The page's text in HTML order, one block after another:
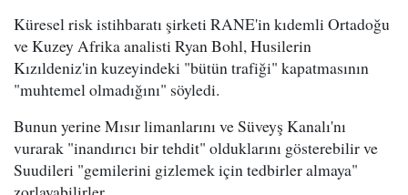
Küresel risk istihbaratı şirketi RANE'in kıdemli Ortadoğu
ve Kuzey Afrika analisti Ryan Bohl, Husilerin
Kızıldeniz'in kuzeyindeki "bütün trafiği" kapatmasının
"muhtemel olmadığını" söyledi.
Bunun yerine Mısır limanlarını ve Süveyş Kanalı'nı
vurarak "inandırıcı bir tehdit" olduklarını gösterebilir ve
Suudileri "gemilerini gizlemek için tedbirler almaya"